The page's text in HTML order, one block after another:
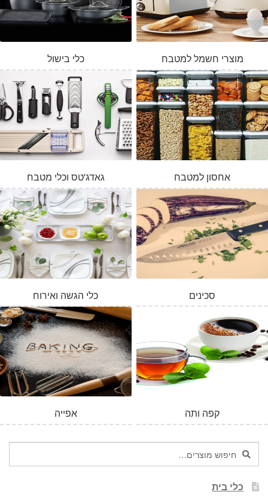
כלי בישול מוצרי חשמל למטבח
גאדג'טס וכלי מטבח אחסון למטבח
כלי הגשה ואירוח סכינים
אפייה קפה ותה
חיפוש
עבור:
חיפוש
כלי בית